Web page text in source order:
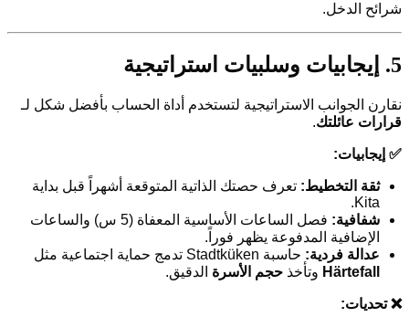
شرائح الدخل.
5. إيجابيات وسلبيات استراتيجية
نقارن الجوانب الاستراتيجية لتستخدم أداة الحساب بأفضل شكل لـ
قرارات عائلتك.
✅ إيجابيات:
ثقة التخطيط: تعرف حصتك الذاتية المتوقعة أشهراً قبل بداية
Kita.
شفافية:
فصل الساعات الأساسية المعفاة (5 س) والساعات
الإضافية المدفوعة يظهر فوراً.
عدالة فردية: حاسبة Stadtküken تدمج حماية اجتماعية مثل
Härtefall وتأخذ حجم الأسرة الدقيق.
❌ تحديات: